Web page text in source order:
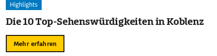
Highlights
Die 10 Top-Sehenswürdigkeiten in Koblenz
Mehr erfahren